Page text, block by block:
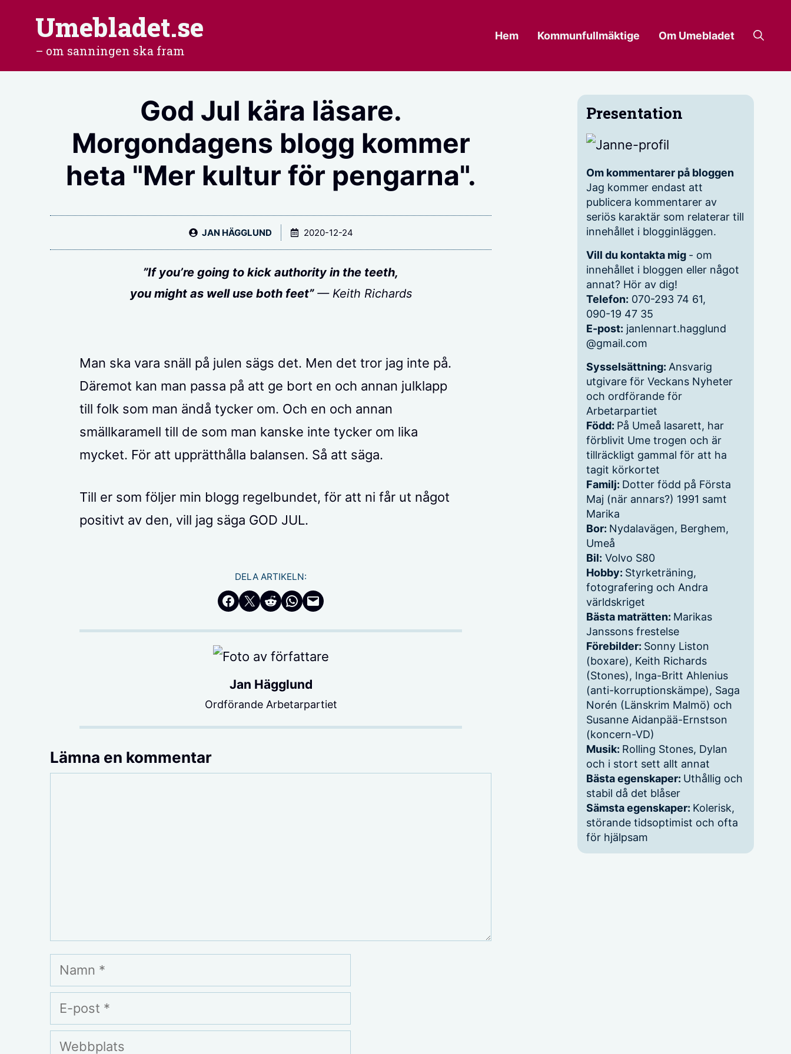
innehåll
Umebladet.se
– om sanningen ska fram
Hem Kommunfullmäktige Om Umebladet
God Jul kära läsare.
Morgondagens blogg kommer
heta "Mer kultur för pengarna".
JAN HÄGGLUND 2020-12-24
”If you’re going to kick authority in the teeth,
you might as well use both feet”— Keith Richards
Man ska vara snäll på julen sägs det. Men det tror jag inte på.
Däremot kan man passa på att ge bort en och annan julklapp
till folk som man ändå tycker om. Och en och annan
smällkaramell till de som man kanske inte tycker om lika
mycket. För att upprätthålla balansen. Så att säga.
Till er som följer min blogg regelbundet, för att ni får ut något
positivt av den, vill jag säga GOD JUL.
DELA ARTIKELN:
Dela på Facebook
Dela på Twitter
Dela på RedditDela i WhatsApp
Maila en länk
Jan Hägglund
Ordförande Arbetarpartiet
Lämna en kommentar
Namn
E-
post
Webbplats
Presentation
Om kommentarer på bloggen
Jag kommer endast att
publicera kommentarer av
seriös karaktär som relaterar till
innehållet i blogginläggen.
Vill du kontakta mig - om
innehållet i bloggen eller något
annat? Hör av dig!
Telefon: 070-293 74 61,
090-19 47 35
E-post: janlennart.hagglund
@gmail.com
Sysselsättning: Ansvarig
utgivare för Veckans Nyheter
och ordförande för
Arbetarpartiet
Född: På Umeå lasarett, har
förblivit Ume trogen och är
tillräckligt gammal för att ha
tagit körkortet
Familj: Dotter född på Första
Maj (när annars?) 1991 samt
Marika
Bor: Nydalavägen, Berghem,
Umeå
Bil: Volvo S80
Hobby: Styrketräning,
fotografering och Andra
världskriget
Bästa maträtten: Marikas
Janssons frestelse
Förebilder: Sonny Liston
(boxare), Keith Richards
(Stones), Inga-Britt Ahlenius
(anti-korruptionskämpe), Saga
Norén (Länskrim Malmö) och
Susanne Aidanpää-Ernstson
(koncern-VD)
Musik: Rolling Stones, Dylan
och i stort sett allt annat
Bästa egenskaper: Uthållig och
stabil då det blåser
Sämsta egenskaper: Kolerisk,
störande tidsoptimist och ofta
för hjälpsam